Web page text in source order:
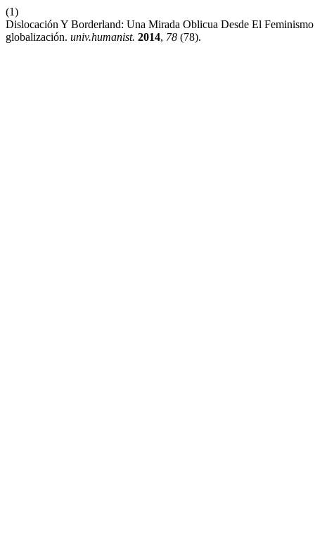
(1)
Dislocación Y Borderland: Una Mirada Oblicua Desde El
globalización. univ.humanist. 2014, 78 (78).